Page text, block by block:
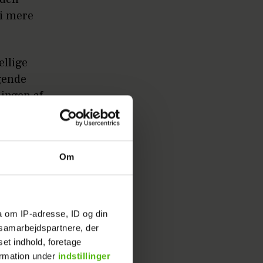
Om
om IP-adresse, ID og din
der
indhold, foretage
under indstillinger
mere
af
er
gang
evner,